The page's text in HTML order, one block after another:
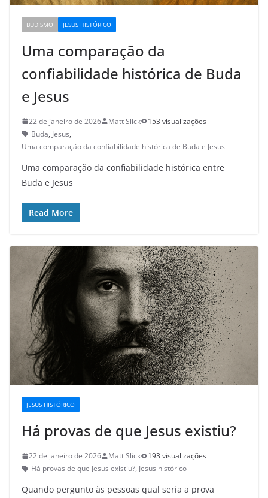
BUDISMO JESUS HISTÓRICO
Uma comparação da
confiabilidade histórica de Buda
e Jesus
22 de janeiro de 2026 Matt Slick
153 visualizações
Buda, Jesus,
Uma comparação da confiabilidade histórica de Buda e Jesus
Uma comparação da confiabilidade histórica entre
Buda e Jesus
Read More
JESUS HISTÓRICO
Há provas de que Jesus existiu?
22 de janeiro de 2026 Matt Slick
193 visualizações
Há provas de que Jesus existiu?, Jesus histórico
Quando pergunto às pessoas qual seria a prova